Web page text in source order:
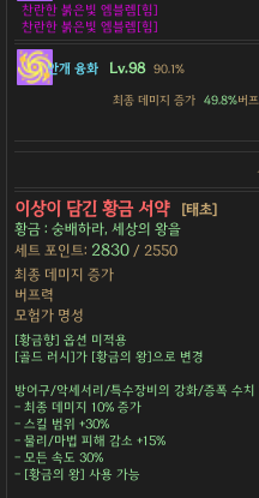
찬란한 붉은빛 엠블렘[힘]
찬란한 붉은빛 엠블렘[힘]
안개 융화 Lv.98 90.1%
최종 데미지 증가 49.8%버
이상이 담긴 황금 서약
[태초]
황금 : 숭배하라, 세상의 왕을
세트 포인트: 2830 / 2550
최종 데미지 증가
버프력
모험가 명성
[황금향] 옵션 미적용
[골드 러시]가 [황금의 왕]으로 변경
방어구/악세서리/특수장비의 강화/증폭 수치
- 최종 데미지 10% 증가
- 스킬 범위 +30%
- 물리/마법 피해 감소 +15%
- 모든 속도 30%
- [황금의 왕] 사용 가능